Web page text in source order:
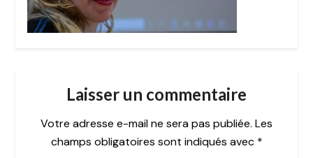
Laisser un commentaire
Votre adresse e-mail ne sera pas publiée. Les
champs obligatoires sont indiqués avec *